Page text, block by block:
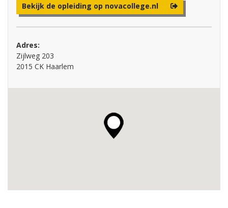
Bekijk de opleiding op novacollege.nl
Adres:
Zijlweg 203
2015 CK Haarlem